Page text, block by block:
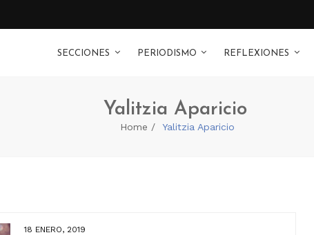
SECCIONES PERIODISMO REFLEXIONES
Yalitzia Aparicio
Home Yalitzia Aparicio
18 ENERO, 2019